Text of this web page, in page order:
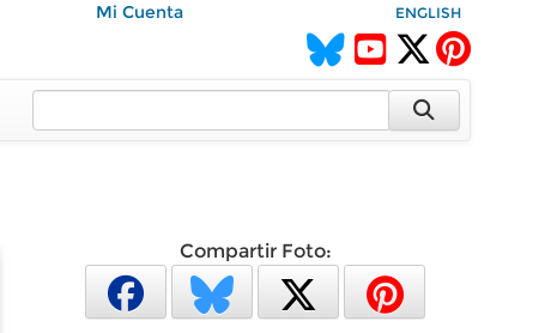
Mi Cuenta ENGLISH
Compartir Foto: